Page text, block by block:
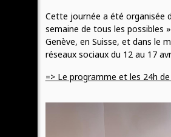
Cette journée a été organisée
semaine de tous les possibles
Genève, en Suisse, et dans le
réseaux sociaux du 12 au 17
=> Le programme et les 24h